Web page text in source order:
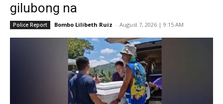
gilubong na
Police Report Bombo Lilibeth Ruiz - August 7, 2026 | 9:15 AM